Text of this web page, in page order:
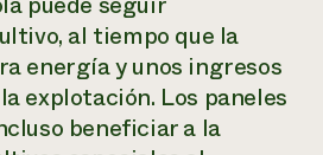
un
al tiempo que la
energía y unos ingresos
explotación. Los paneles
beneficiar a la